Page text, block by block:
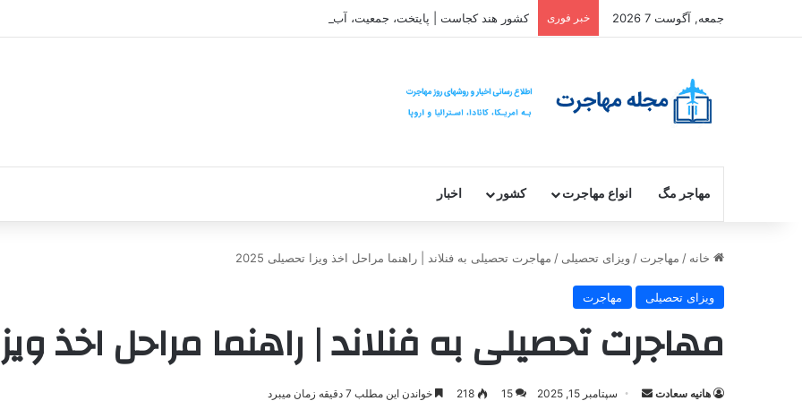
جمعه, آگوست 7 2026 خبر فوری کشور هند کجاست | پایتخت، جمعیت، آب و هوا و فرهنگ
مهاجر مگ انواع مهاجرت کشور اخبار
خانه / مهاجرت / ویزای تحصیلی / مهاجرت تحصیلی به فنلاند | راهنما مراحل اخذ ویزا تحصیلی 2025
ویزای تحصیلی مهاجرت
مهاجرت تحصیلی به فنلاند | راهنما مراحل اخذ ویزا
هانیه سعادت
ارسالسپتامبر 15, 2025 15
218 خواندن این مطلب 7 دقیقه زمان میبرد